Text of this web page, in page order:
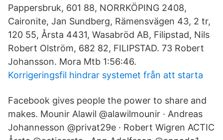
Pappersbruk, 601 88, NORRKÖPING 2408,
Caironite, Jan Sundberg, Rämensvägen 43, 2 tr,
120 55, Årsta 4431, Wasabröd AB, Filipstad, Nils
Robert Olström, 682 82, FILIPSTAD. 73 Robert
Johansson. Mora Mtb 1:56:46.
Korrigeringsfil hindrar systemet från att starta
Facebook gives people the power to share and
makes. Mounir Alawil @alawilmounir · Andreas
Johannesson @privat29e · Robert Wigren ACTIC